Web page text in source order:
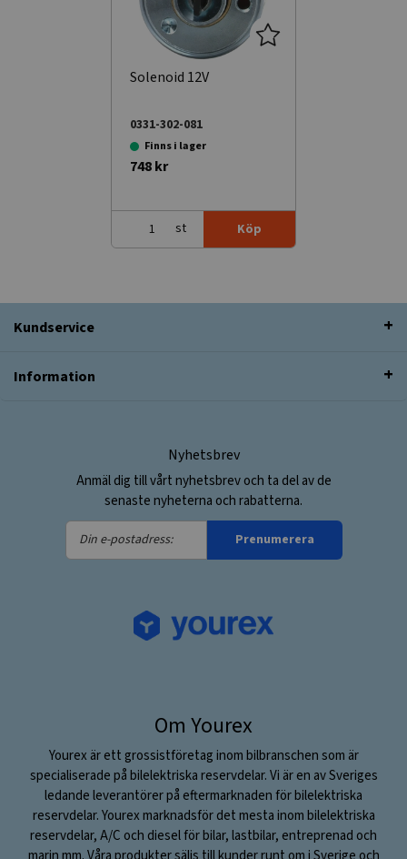
Solenoid 12V
0331-302-081
Finns i lager
748 kr
st Köp
Kundservice
Information
Nyhetsbrev
Anmäl dig till vårt nyhetsbrev och ta del av de
senaste nyheterna och rabatterna.
Din
e-
Prenumerera
Om Yourex
Yourex är ett grossistföretag inom bilbranschen som är
specialiserade på bilelektriska reservdelar. Vi är en av Sveriges
ledande leverantörer på eftermarknaden för bilelektriska
reservdelar. Yourex marknadsför det mesta inom bilelektriska
reservdelar, A/C och diesel för bilar, lastbilar, entreprenad och